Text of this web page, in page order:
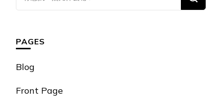
什
西
吗?
PAGES
Blog
Front Page